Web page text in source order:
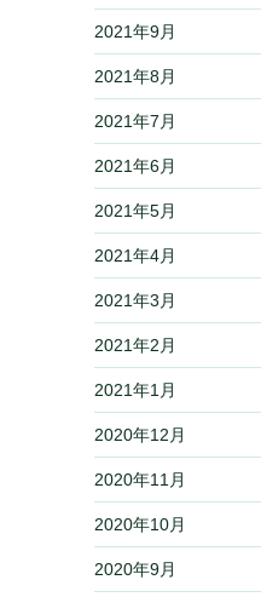
2021年9月
2021年8月
2021年7月
2021年6月
2021年5月
2021年4月
2021年3月
2021年2月
2021年1月
2020年12月
2020年11月
2020年10月
2020年9月